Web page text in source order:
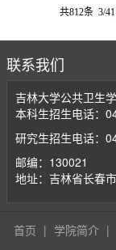
共812条 3/41
联系我们
吉林大学公共卫生
本科生招生电话：
研究生招生电话：
邮编：130021
地址：吉林省长春
首页 | 学院简介 |